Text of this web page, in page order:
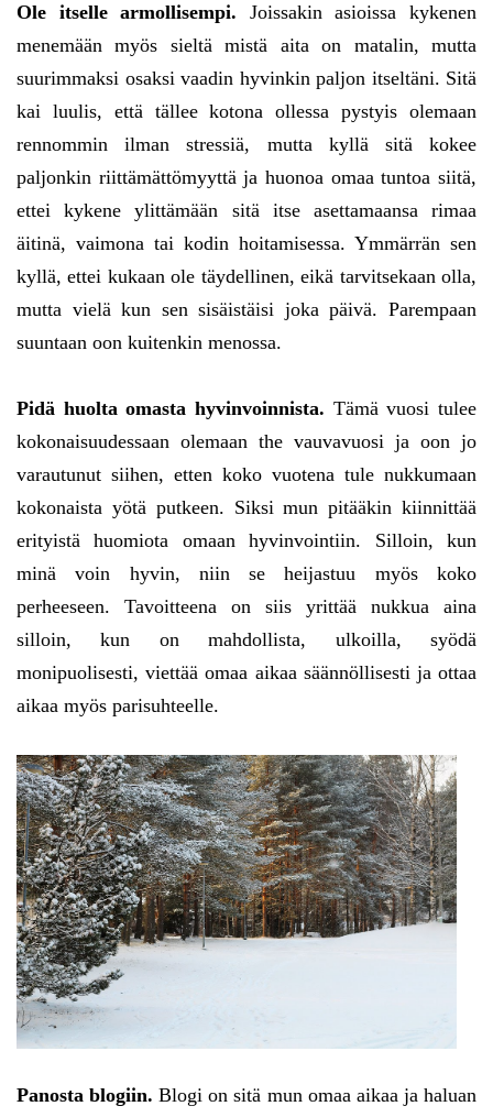
Ole itselle armollisempi. Joissakin asioissa kykenen
menemään myös sieltä mistä aita on matalin, mutta
suurimmaksi osaksi vaadin hyvinkin paljon itseltäni. Sitä
kai luulis, että tällee kotona ollessa pystyis olemaan
rennommin ilman stressiä, mutta kyllä sitä kokee
paljonkin riittämättömyyttä ja huonoa omaa tuntoa siitä,
ettei kykene ylittämään sitä itse asettamaansa rimaa
äitinä, vaimona tai kodin hoitamisessa. Ymmärrän sen
kyllä, ettei kukaan ole täydellinen, eikä tarvitsekaan olla,
mutta vielä kun sen sisäistäisi joka päivä. Parempaan
suuntaan oon kuitenkin menossa.
Pidä huolta omasta hyvinvoinnista. Tämä vuosi tulee
kokonaisuudessaan olemaan the vauvavuosi ja oon jo
varautunut siihen, etten koko vuotena tule nukkumaan
kokonaista yötä putkeen. Siksi mun pitääkin kiinnittää
erityistä huomiota omaan hyvinvointiin. Silloin, kun
minä voin hyvin, niin se heijastuu myös koko
perheeseen. Tavoitteena on siis yrittää nukkua aina
silloin, kun on mahdollista, ulkoilla, syödä
monipuolisesti, viettää omaa aikaa säännöllisesti ja ottaa
aikaa myös parisuhteelle.
Panosta blogiin.Blogi on sitä mun omaa aikaa ja haluan